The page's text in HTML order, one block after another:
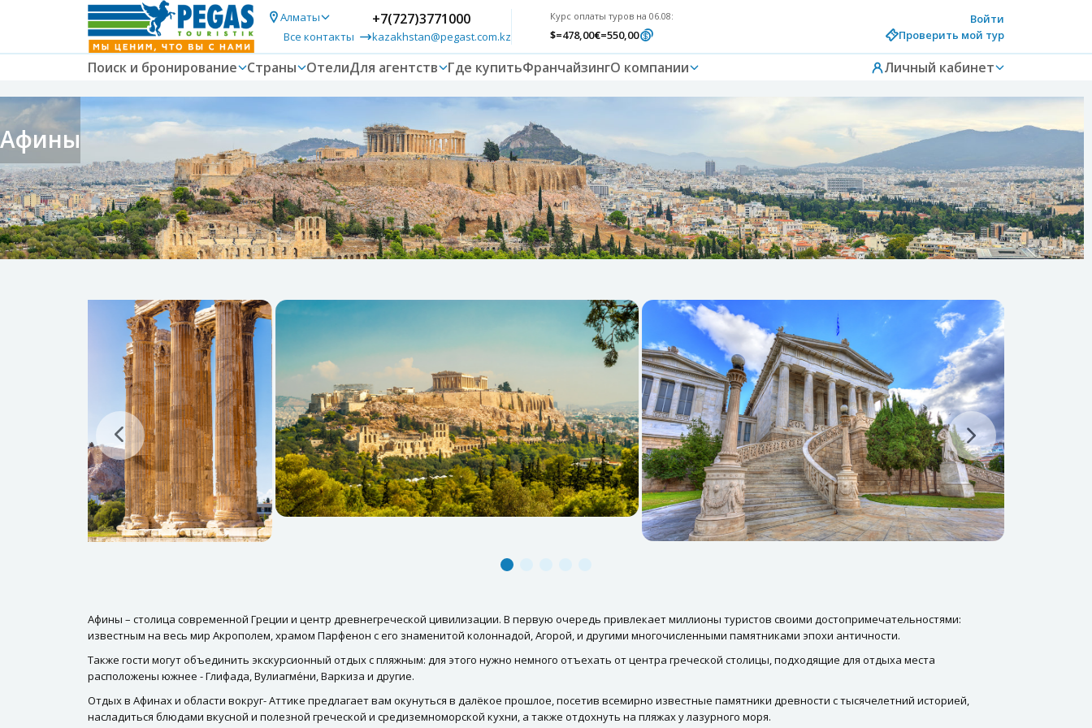
Алматы
Все контакты
+7(727)3771000
kazakhstan@pegast.com.kz
Курс оплаты туров на 06.08:
$=478,00€=550,00
Войти
Проверить мой тур
Поиск и бронирование Страны ОтелиДля агентств Где купитьФранчайзингО компании Личный кабинет
Афины
Афины – столица современной Греции и центр древнегреческой цивилизации. В первую очередь привлекает миллионы туристов своими достопримечательностями:
известным на весь мир Акрополем, храмом Парфенон с его знаменитой колоннадой, Агорой, и другими многочисленными памятниками эпохи античности.
Также гости могут объединить экскурсионный отдых с пляжным: для этого нужно немного отъехать от центра греческой столицы, подходящие для отдыха места
расположены южнее - Глифада, Вулиагме́ни, Варкиза и другие.
Отдых в Афинах и области вокруг- Аттике предлагает вам окунуться в далёкое прошлое, посетив всемирно известные памятники древности с тысячелетний историей,
насладиться блюдами вкусной и полезной греческой и средиземноморской кухни, а также отдохнуть на пляжах у лазурного моря.